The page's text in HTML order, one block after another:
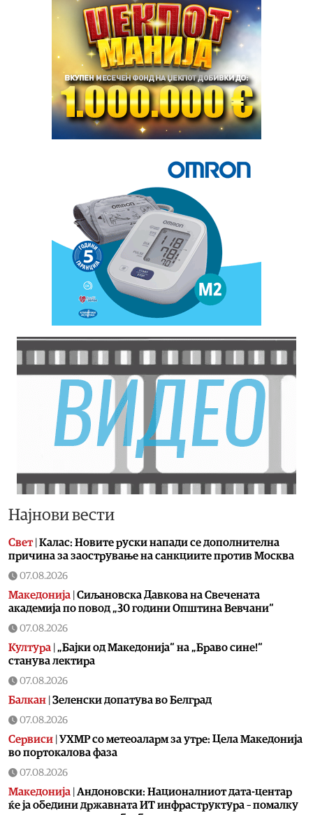
Најнови вести
Свет| Калас: Новите руски напади се дополнителна
причина за заострување на санкциите против Москва
07.08.2026
Македонија Сиљановска Давкова на Свечената
академија по повод „30 години Општина Вевчани“
07.08.2026
Култура „Бајки од Македонија“ на „Браво сине!“
станува лектира
07.08.2026
Балкан Зеленски допатува во Белград
07.08.2026
Сервиси УХМР со метеоаларм за утре: Цела Македонија
во портокалова фаза
07.08.2026
Македонија Андоновски: Националниот дата-центар
ќе ја обедини државната ИТ инфраструктура – помалку